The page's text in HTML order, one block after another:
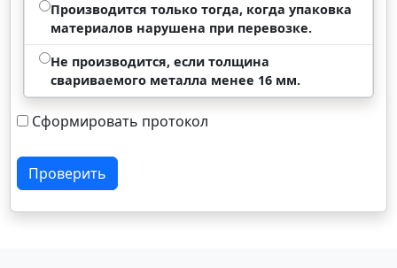
Производится только тогда, когда упаковка
материалов нарушена при перевозке.
Не производится, если толщина
свариваемого металла менее 16 мм.
Сформировать протокол
Проверить